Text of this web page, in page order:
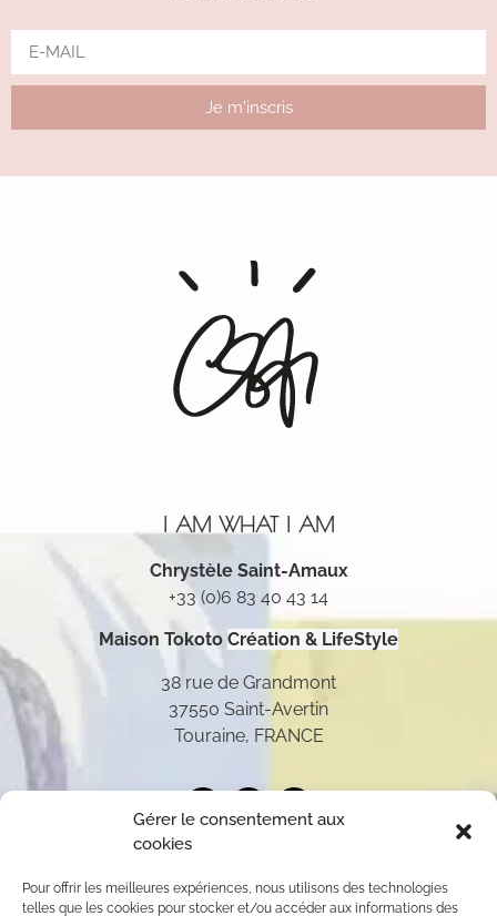
Gérer le consentement aux
cookies
Pour offrir les meilleures expériences, nous utilisons des technologies
telles que les cookies pour stocker et/ou accéder aux informations des
Je m'inscris
I AM WHAT I AM
Chrystèle Saint-Amaux
+33 (0)6 83 40 43 14
Maison Tokoto Création & LifeStyle
38 rue de Grandmont
37550 Saint-Avertin
Touraine, FRANCE